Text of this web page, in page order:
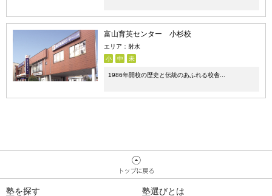
富山育英センター 小杉校
エリア：射水
小
中 未
1986年開校の歴史と伝統のあふれる校舎...
塾を探す 塾選びとは